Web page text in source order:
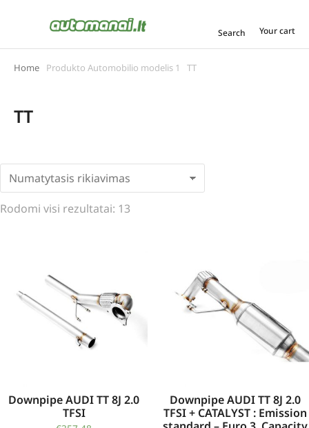
Search Your cart
You are here:
Home Produkto Automobilio modelis 1 TT
TT
Rodomi visi rezultatai: 13
Downpipe AUDI TT 8J 2.0
TFSI
Downpipe AUDI TT 8J 2.0
TFSI + CATALYST : Emission